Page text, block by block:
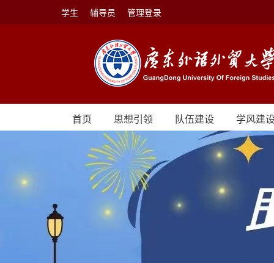
学生 辅导员 管理登录
首页 思想引领 队伍建设 学风建